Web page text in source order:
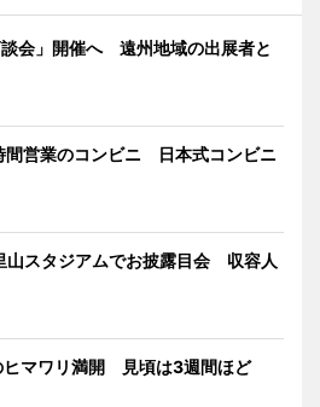
談会」開催へ 遠州地域の出展者と
間営業のコンビニ 日本式コンビニ
山スタジアムでお披露目会 収容人
ヒマワリ満開 見頃は3週間ほど